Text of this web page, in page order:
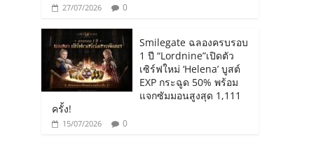
27/07/2026 0
Smilegate ฉลองครบรอบ
1 ปี “Lordnine”เปิดตัว
เซิร์ฟใหม่ ‘Helena’ บูสต์
EXP กระฉูด 50% พร้อม
แจกซัมมอนสูงสุด 1,111
ครั้ง!
15/07/2026 0